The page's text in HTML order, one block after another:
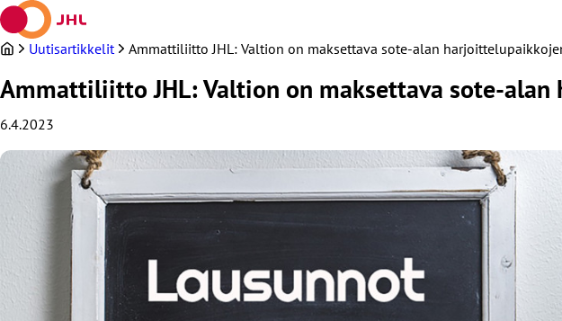
Siirry
sisältöön
Uutisartikkelit Ammattiliitto JHL: Valtion on maksettava sote-alan
Ammattiliitto JHL: Valtion on maksettava sote-
6.4.2023